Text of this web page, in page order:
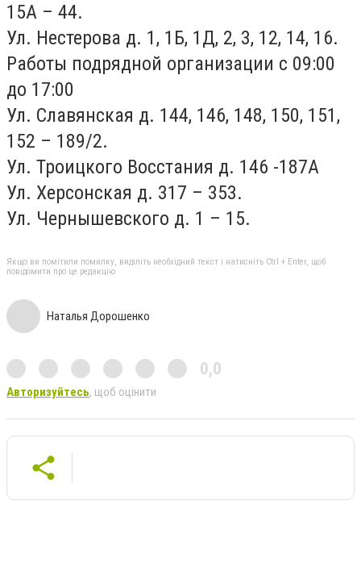
15А – 44.
Ул. Нестерова д. 1, 1Б, 1Д, 2, 3, 12, 14, 16.
Работы подрядной организации с 09:00
до 17:00
Ул. Славянская д. 144, 146, 148, 150, 151,
152 – 189/2.
Ул. Троицкого Восстания д. 146 -187А
Ул. Херсонская д. 317 – 353.
Ул. Чернышевского д. 1 – 15.
Якщо ви помітили помилку, виділіть необхідний текст і натисніть Ctrl + Enter, щоб
повідомити про це редакцію
Наталья Дорошенко
0,0
Авторизуйтесь, щоб оцінити